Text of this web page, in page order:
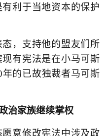
利于当地资本的保护
，支持他的盟友们所
有宪法是在小马可斯
的已故独裁者马可斯
治家族继续掌权
意修改宪法中涉及政